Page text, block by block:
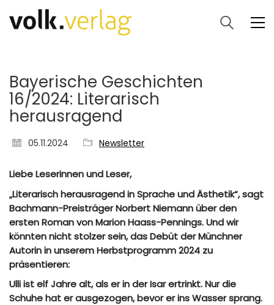
Bayerische Geschichten
16/2024: Literarisch
herausragend
05.11.2024 Newsletter
Liebe Leserinnen und Leser,
„Literarisch herausragend in Sprache und Ästhetik“, sagt
Bachmann-Preisträger Norbert Niemann über den
ersten Roman von Marion Haass-Pennings. Und wir
könnten nicht stolzer sein, das Debüt der Münchner
Autorin in unserem Herbstprogramm 2024 zu
präsentieren:
Ulli ist elf Jahre alt, als er in der Isar ertrinkt. Nur die
Schuhe hat er ausgezogen, bevor er ins Wasser sprang.